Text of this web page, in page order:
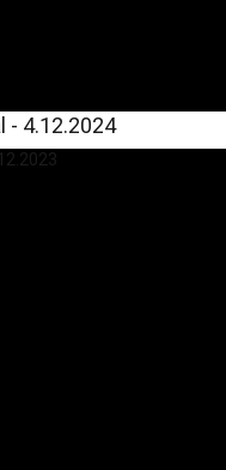
- 4.12.2024